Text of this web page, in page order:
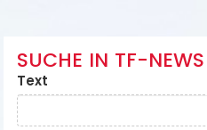
SUCHE IN TF-NEWS
Text